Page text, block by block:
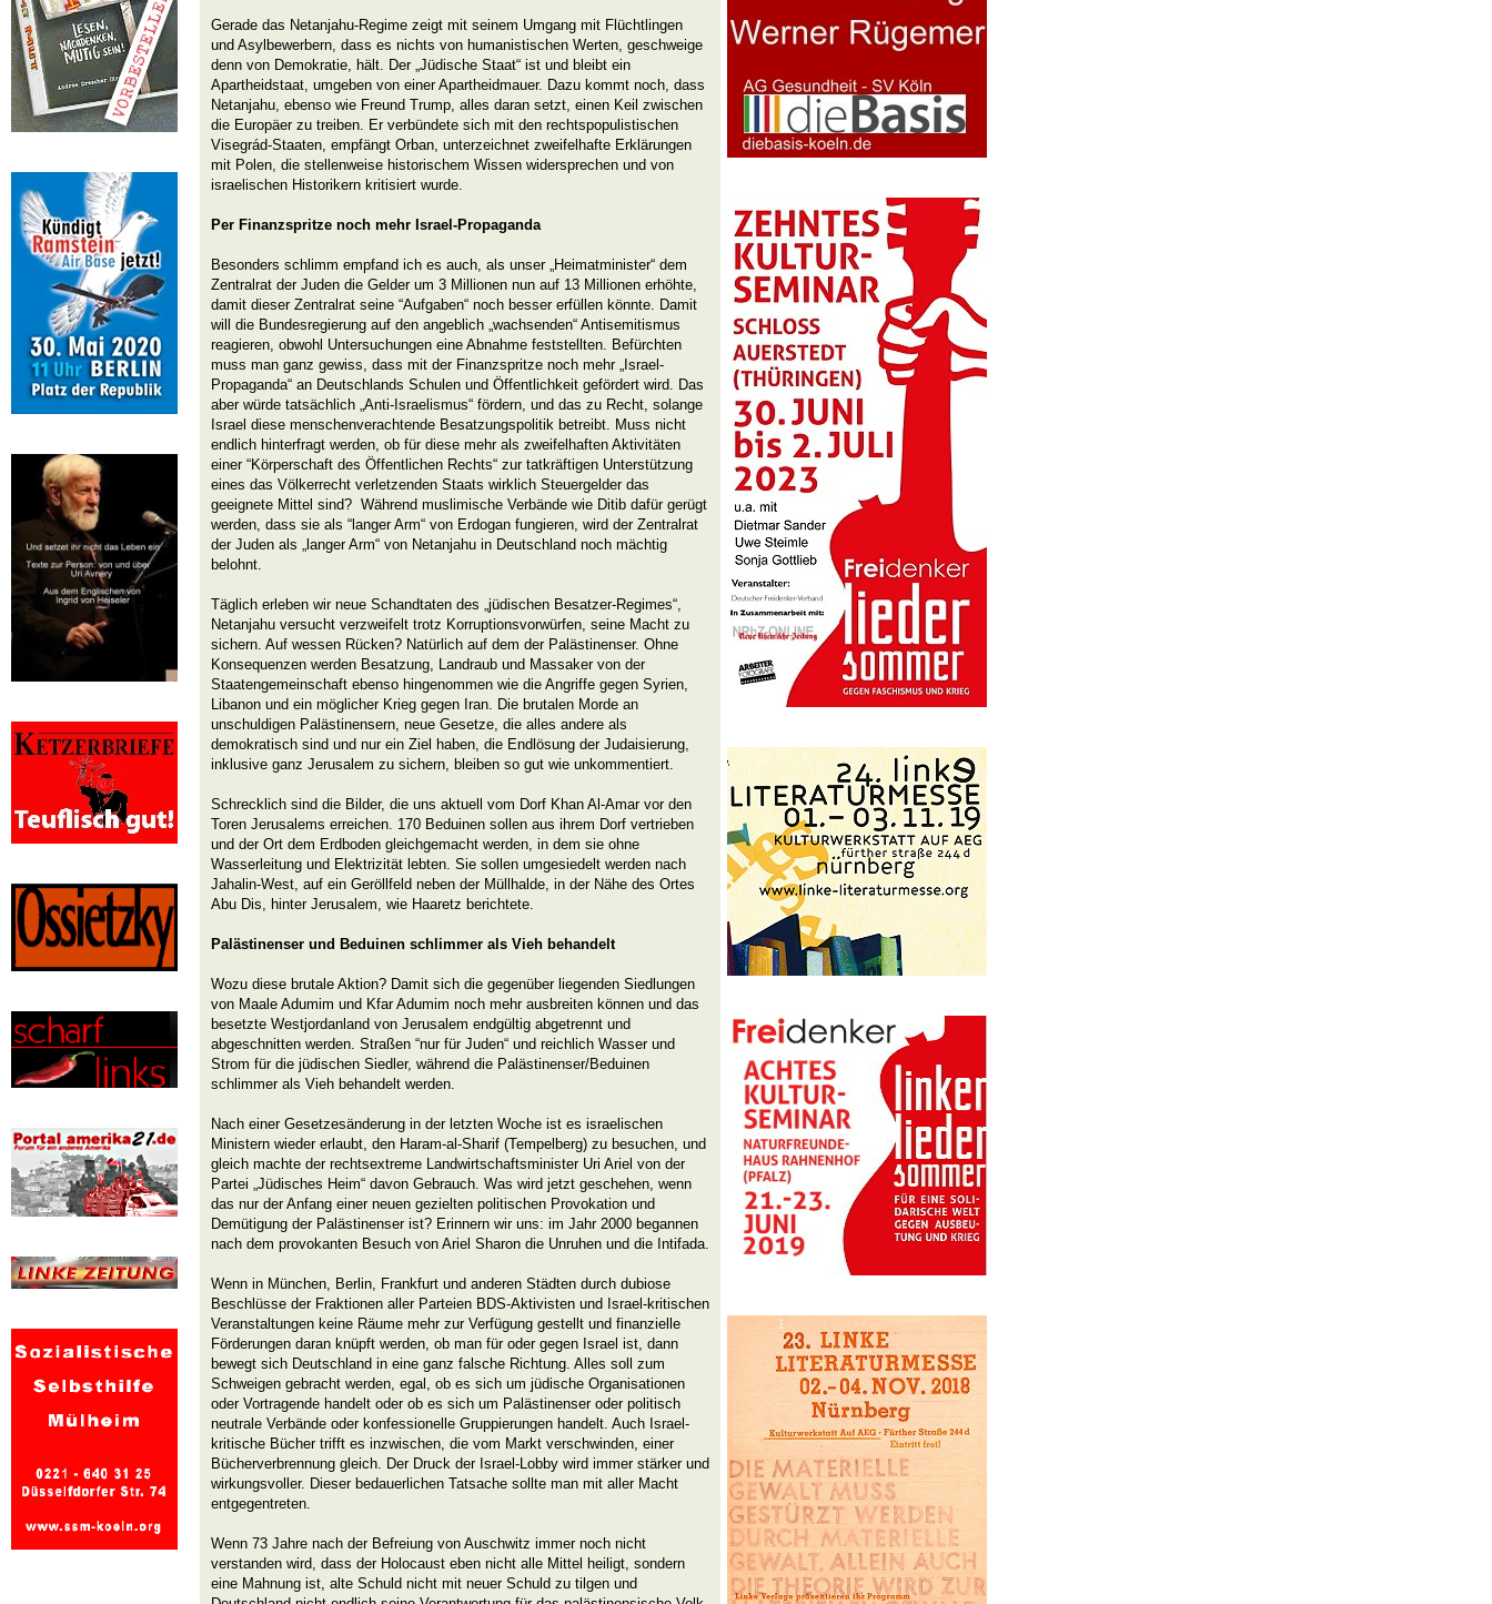
Gerade das Netanjahu-Regime zeigt mit seinem Umgang mit Flüchtlingen
und Asylbewerbern, dass es nichts von humanistischen Werten, geschweige
denn von Demokratie, hält. Der „Jüdische Staat“ ist und bleibt ein
Apartheidstaat, umgeben von einer Apartheidmauer. Dazu kommt noch, dass
Netanjahu, ebenso wie Freund Trump, alles daran setzt, einen Keil zwischen
die Europäer zu treiben. Er verbündete sich mit den rechtspopulistischen
Visegrád-Staaten, empfängt Orban, unterzeichnet zweifelhafte Erklärungen
mit Polen, die stellenweise historischem Wissen widersprechen und von
israelischen Historikern kritisiert wurde.
Per Finanzspritze noch mehr Israel-Propaganda
Besonders schlimm empfand ich es auch, als unser „Heimatminister“ dem
Zentralrat der Juden die Gelder um 3 Millionen nun auf 13 Millionen erhöhte,
damit dieser Zentralrat seine “Aufgaben“ noch besser erfüllen könnte. Damit
will die Bundesregierung auf den angeblich „wachsenden“ Antisemitismus
reagieren, obwohl Untersuchungen eine Abnahme feststellten. Befürchten
muss man ganz gewiss, dass mit der Finanzspritze noch mehr „Israel-
Propaganda“ an Deutschlands Schulen und Öffentlichkeit gefördert wird. Das
aber würde tatsächlich „Anti-Israelismus“ fördern, und das zu Recht, solange
Israel diese menschenverachtende Besatzungspolitik betreibt. Muss nicht
endlich hinterfragt werden, ob für diese mehr als zweifelhaften Aktivitäten
einer “Körperschaft des Öffentlichen Rechts“ zur tatkräftigen Unterstützung
eines das Völkerrecht verletzenden Staats wirklich Steuergelder das
geeignete Mittel sind? Während muslimische Verbände wie Ditib dafür gerügt
werden, dass sie als “langer Arm“ von Erdogan fungieren, wird der Zentralrat
der Juden als „langer Arm“ von Netanjahu in Deutschland noch mächtig
belohnt.
Täglich erleben wir neue Schandtaten des „jüdischen Besatzer-Regimes“,
Netanjahu versucht verzweifelt trotz Korruptionsvorwürfen, seine Macht zu
sichern. Auf wessen Rücken? Natürlich auf dem der Palästinenser. Ohne
Konsequenzen werden Besatzung, Landraub und Massaker von der
Staatengemeinschaft ebenso hingenommen wie die Angriffe gegen Syrien,
Libanon und ein möglicher Krieg gegen Iran. Die brutalen Morde an
unschuldigen Palästinensern, neue Gesetze, die alles andere als
demokratisch sind und nur ein Ziel haben, die Endlösung der Judaisierung,
inklusive ganz Jerusalem zu sichern, bleiben so gut wie unkommentiert.
Schrecklich sind die Bilder, die uns aktuell vom Dorf Khan Al-Amar vor den
Toren Jerusalems erreichen. 170 Beduinen sollen aus ihrem Dorf vertrieben
und der Ort dem Erdboden gleichgemacht werden, in dem sie ohne
Wasserleitung und Elektrizität lebten. Sie sollen umgesiedelt werden nach
Jahalin-West, auf ein Geröllfeld neben der Müllhalde, in der Nähe des Ortes
Abu Dis, hinter Jerusalem, wie Haaretz berichtete.
Palästinenser und Beduinen schlimmer als Vieh behandelt
Wozu diese brutale Aktion? Damit sich die gegenüber liegenden Siedlungen
von Maale Adumim und Kfar Adumim noch mehr ausbreiten können und das
besetzte Westjordanland von Jerusalem endgültig abgetrennt und
abgeschnitten werden. Straßen “nur für Juden“ und reichlich Wasser und
Strom für die jüdischen Siedler, während die Palästinenser/Beduinen
schlimmer als Vieh behandelt werden.
Nach einer Gesetzesänderung in der letzten Woche ist es israelischen
Ministern wieder erlaubt, den Haram-al-Sharif (Tempelberg) zu besuchen, und
gleich machte der rechtsextreme Landwirtschaftsminister Uri Ariel von der
Partei „Jüdisches Heim“ davon Gebrauch. Was wird jetzt geschehen, wenn
das nur der Anfang einer neuen gezielten politischen Provokation und
Demütigung der Palästinenser ist? Erinnern wir uns: im Jahr 2000 begannen
nach dem provokanten Besuch von Ariel Sharon die Unruhen und die Intifada.
Wenn in München, Berlin, Frankfurt und anderen Städten durch dubiose
Beschlüsse der Fraktionen aller Parteien BDS-Aktivisten und Israel-kritischen
Veranstaltungen keine Räume mehr zur Verfügung gestellt und finanzielle
Förderungen daran knüpft werden, ob man für oder gegen Israel ist, dann
bewegt sich Deutschland in eine ganz falsche Richtung. Alles soll zum
Schweigen gebracht werden, egal, ob es sich um jüdische Organisationen
oder Vortragende handelt oder ob es sich um Palästinenser oder politisch
neutrale Verbände oder konfessionelle Gruppierungen handelt. Auch Israel-
kritische Bücher trifft es inzwischen, die vom Markt verschwinden, einer
Bücherverbrennung gleich. Der Druck der Israel-Lobby wird immer stärker und
wirkungsvoller. Dieser bedauerlichen Tatsache sollte man mit aller Macht
entgegentreten.
Wenn 73 Jahre nach der Befreiung von Auschwitz immer noch nicht
verstanden wird, dass der Holocaust eben nicht alle Mittel heiligt, sondern
eine Mahnung ist, alte Schuld nicht mit neuer Schuld zu tilgen und